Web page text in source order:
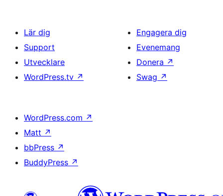
Lär dig
Support
Utvecklare
WordPress.tv ↗
Engagera dig
Evenemang
Donera ↗
Swag ↗
WordPress.com ↗
Matt ↗
bbPress ↗
BuddyPress ↗